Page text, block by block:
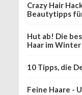
Crazy Hair
Beautytipps
Hut ab! Die
Haar im Winter
10 Tipps, die
Feine Haare -